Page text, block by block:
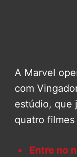
A Marvel
com
estúdio, que
quatro
Entre no